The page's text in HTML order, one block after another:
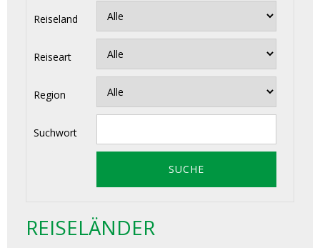
Reiseland
Reiseart
Region
Suchwort
REISELÄNDER